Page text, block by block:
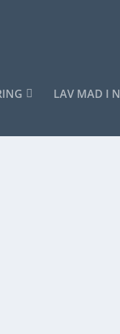
LAV MAD I